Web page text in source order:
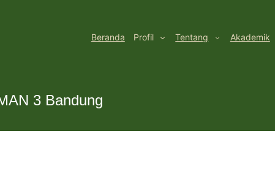
Beranda Profil Tentang Akademik
3 Bandung